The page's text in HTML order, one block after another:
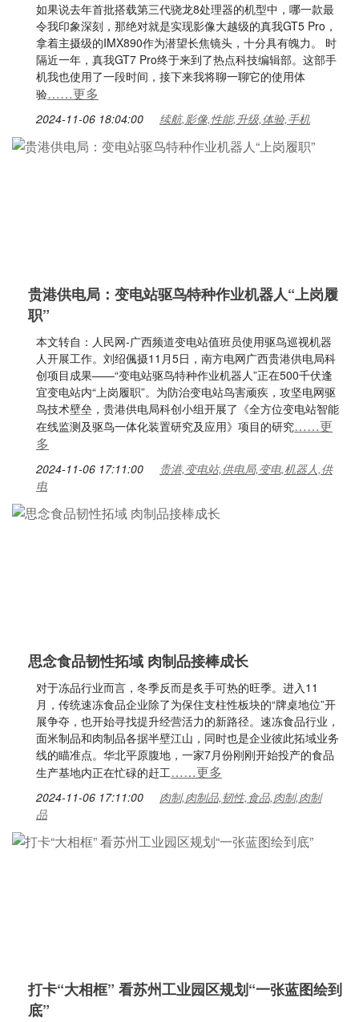
如果说去年首批搭载第三代骁龙8处理器的机型中，哪一款最
令我印象深刻，那绝对就是实现影像大越级的真我GT5 Pro，
拿着主摄级的IMX890作为潜望长焦镜头，十分具有魄力。 时
隔近一年，真我GT7 Pro终于来到了热点科技编辑部。这部手
机我也使用了一段时间，接下来我将聊一聊它的使用体
验……更多
2024-11-06 18:04:00 续航,影像,性能,升级,体验,手机
贵港供电局：变电站驱鸟特种作业机器人“上岗履
职”
本文转自：人民网-广西频道变电站值班员使用驱鸟巡视机器
人开展工作。刘绍偑摄11月5日，南方电网广西贵港供电局科
创项目成果——“变电站驱鸟特种作业机器人”正在500千伏逢
宜变电站内“上岗履职”。为防治变电站鸟害顽疾，攻坚电网驱
鸟技术壁垒，贵港供电局科创小组开展了《全方位变电站智能
在线监测及驱鸟一体化装置研究及应用》项目的研究……更
多
2024-11-06 17:11:00
贵港,变电站,供电局,变电,机器人,供
电
思念食品韧性拓域 肉制品接棒成长
对于冻品行业而言，冬季反而是炙手可热的旺季。进入11
月，传统速冻食品企业除了为保住支柱性板块的“牌桌地位”开
展争夺，也开始寻找提升经营活力的新路径。速冻食品行业，
面米制品和肉制品各据半壁江山，同时也是企业彼此拓域业务
线的瞄准点。华北平原腹地，一家7月份刚刚开始投产的食品
生产基地内正在忙碌的赶工……更多
2024-11-06 17:11:00
肉制,肉制品,韧性,食品,肉制,肉制
品
打卡“大相框” 看苏州工业园区规划“一张蓝图绘到
底”